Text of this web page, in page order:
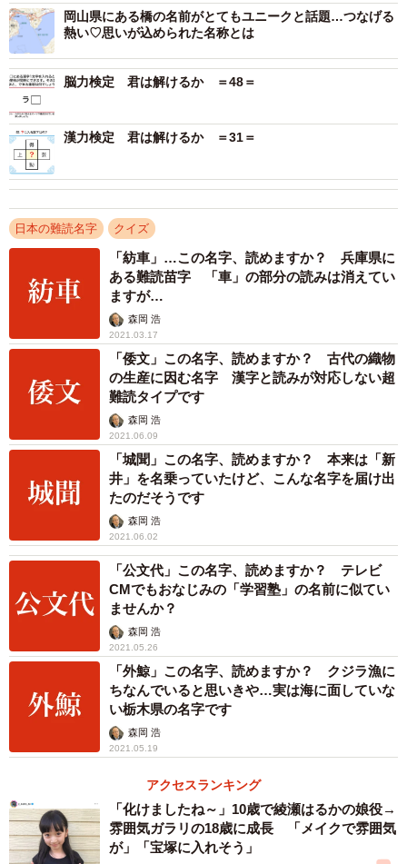
岡山県にある橋の名前がとてもユニークと話題…つなげる
熱い♡思いが込められた名称とは
脳力検定 君は解けるか ＝48＝
漢力検定 君は解けるか ＝31＝
日本の難読名字 クイズ
「紡車」…この名字、読めますか？ 兵庫県に
ある難読苗字 「車」の部分の読みは消えてい
ますが…
森岡 浩
2021.03.17
「倭文」この名字、読めますか？ 古代の織物
の生産に因む名字 漢字と読みが対応しない超
難読タイプです
森岡 浩
2021.06.09
「城聞」この名字、読めますか？ 本来は「新
井」を名乗っていたけど、こんな名字を届け出
たのだそうです
森岡 浩
2021.06.02
「公文代」この名字、読めますか？ テレビ
CMでもおなじみの「学習塾」の名前に似てい
ませんか？
森岡 浩
2021.05.26
「外鯨」この名字、読めますか？ クジラ漁に
ちなんでいると思いきや…実は海に面していな
い栃木県の名字です
森岡 浩
2021.05.19
アクセスランキング
「化けましたね～」10歳で綾瀬はるかの娘役→
雰囲気ガラリの18歳に成長 「メイクで雰囲気
が」「宝塚に入れそう」